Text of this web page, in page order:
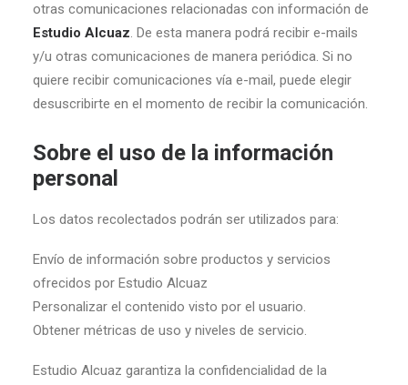
otras comunicaciones relacionadas con información de
Estudio Alcuaz. De esta manera podrá recibir e-mails
y/u otras comunicaciones de manera periódica. Si no
quiere recibir comunicaciones vía e-mail, puede elegir
desuscribirte en el momento de recibir la comunicación.
Sobre el uso de la información
personal
Los datos recolectados podrán ser utilizados para:
Envío de información sobre productos y servicios
ofrecidos por Estudio Alcuaz
Personalizar el contenido visto por el usuario.
Obtener métricas de uso y niveles de servicio.
Estudio Alcuaz garantiza la confidencialidad de la